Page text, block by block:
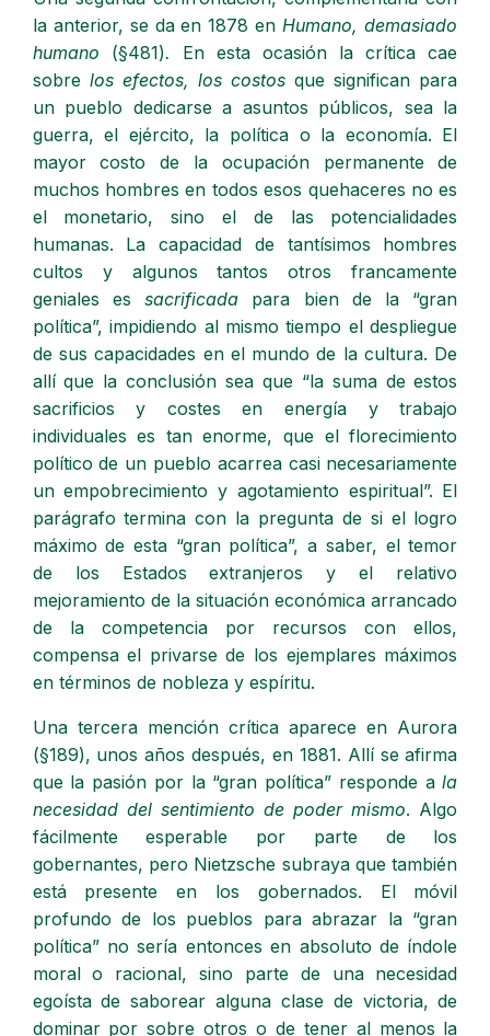
la anterior, se da en 1878 enHumano, demasiado
humano (§481). En esta ocasión la crítica cae
sobre los efectos, los costos que significan para
un pueblo dedicarse a asuntos públicos, sea la
guerra, el ejército, la política o la economía. El
mayor costo de la ocupación permanente de
muchos hombres en todos esos quehaceres no es
el monetario, sino el de las potencialidades
humanas. La capacidad de tantísimos hombres
cultos y algunos tantos otros francamente
geniales essacrificada para bien de la “gran
política”, impidiendo al mismo tiempo el despliegue
de sus capacidades en el mundo de la cultura. De
allí que la conclusión sea que “la suma de estos
sacrificios y costes en energía y trabajo
individuales es tan enorme, que el florecimiento
político de un pueblo acarrea casi necesariamente
un empobrecimiento y agotamiento espiritual”. El
parágrafo termina con la pregunta de si el logro
máximo de esta “gran política”, a saber, el temor
de los Estados extranjeros y el relativo
mejoramiento de la situación económica arrancado
de la competencia por recursos con ellos,
compensa el privarse de los ejemplares máximos
en términos de nobleza y espíritu.
Una tercera mención crítica aparece en Aurora
(§189), unos años después, en 1881. Allí se afirma
que la pasión por la “gran política” responde ala
necesidad del sentimiento de poder mismo. Algo
fácilmente esperable por parte de los
gobernantes, pero Nietzsche subraya que también
está presente en los gobernados. El móvil
profundo de los pueblos para abrazar la “gran
política” no sería entonces en absoluto de índole
moral o racional, sino parte de una necesidad
egoísta de saborear alguna clase de victoria, de
dominar por sobre otros o de tener al menos la